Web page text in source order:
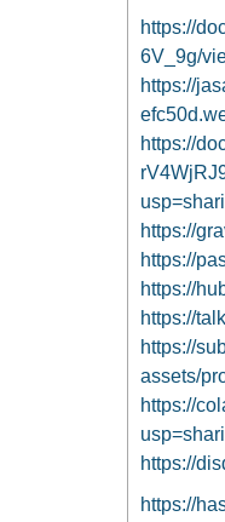
https://
6V_9g/
https://
https://
https://
https://
https://
https://
https://
assets/
https://
https://
https://